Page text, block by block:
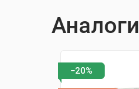
Аналоги
−20%